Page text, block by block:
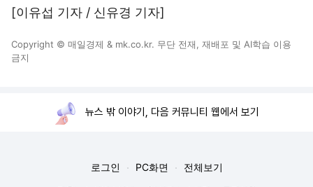
[이유섭 기자 / 신유경 기자]
Copyright © 매일경제 & mk.co.kr. 무단 전재, 재배포 및 AI학습 이용
금지
뉴스 밖 이야기, 다음 커뮤니티 웹에서 보기
로그인 PC화면 전체보기